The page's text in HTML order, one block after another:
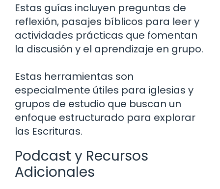
Estas guías incluyen preguntas de
reflexión, pasajes bíblicos para leer y
actividades prácticas que fomentan
la discusión y el aprendizaje en grupo.
Estas herramientas son
especialmente útiles para iglesias y
grupos de estudio que buscan un
enfoque estructurado para explorar
las Escrituras.
Podcast y Recursos
Adicionales